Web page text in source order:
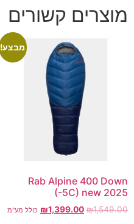
מוצרים קשורים
מבצע!
Rab Alpine 400 Down
(-5C) new 2025
₪1,549.00
₪1,399.00 כולל מע"מ